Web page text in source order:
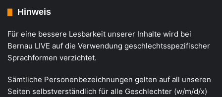
Hinweis
Für eine bessere Lesbarkeit unserer Inhalte wird bei
Bernau LIVE auf die Verwendung geschlechtsspezifischer
Sprachformen verzichtet.
Sämtliche Personenbezeichnungen gelten auf all unseren
Seiten selbstverständlich für alle Geschlechter (w/m/d/x)